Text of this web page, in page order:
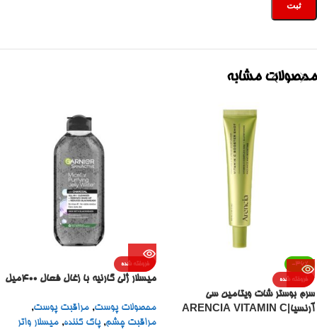
محصولات مشابه
-36%
فروخته شده
سرم بوستر شات ویتامین سی
آرنسیا|ARENCIA VITAMIN C
فروخته شده
میسلار ژلی گارنیه با زغال فعال 400میل
محصولات پوست, مراقبت پوست,
مراقبت چشم, پاک کننده, میسلار واتر